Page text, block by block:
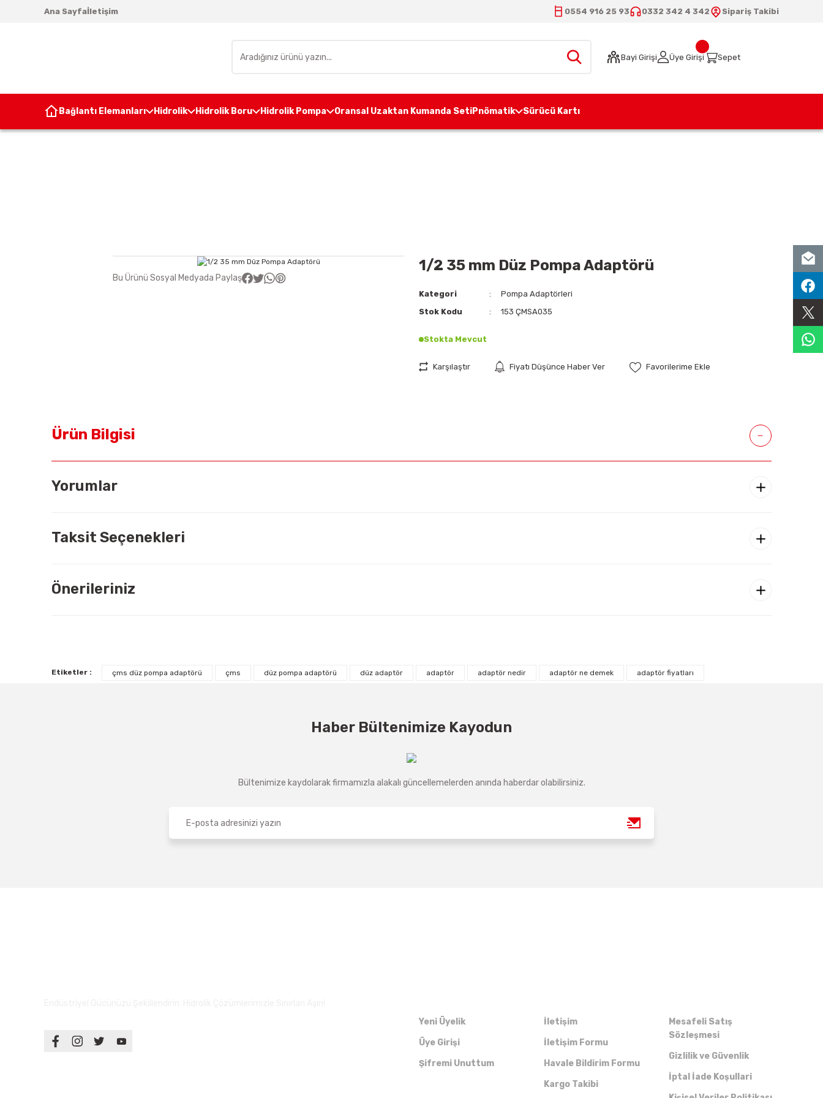
Ana Sayfaİletişim 0554 916 25 93 0332 342 4 342 Sipariş Takibi
Bayi Girişi Üye Girişi Sepet
Bağlantı Elemanları Hidrolik Hidrolik Boru Hidrolik Pompa Oransal Uzaktan Kumanda SetiPnömatik Sürücü Kartı
Bu Ürünü Sosyal Medyada Paylaş
1/2 35 mm Düz Pompa Adaptörü
Kategori
Pompa Adaptörleri
Stok Kodu
153 ÇMSA035
Stokta Mevcut
Karşılaştır Fiyatı Düşünce Haber Ver
Ürün Bilgisi
Yorumlar
Taksit Seçenekleri
Önerileriniz
Etiketler : çms düz pompa adaptörü çms düz pompa adaptörü düz adaptör adaptör adaptör nedir adaptör ne demek adaptör fiyatları
Haber Bültenimize Kayodun
Bültenimize kaydolarak firmamızla alakalı güncellemelerden anında haberdar olabilirsiniz.
Yeni Üyelik
Üye Girişi
Şifremi Unuttum
İletişim
İletişim Formu
Havale Bildirim Formu
Kargo Takibi
Mesafeli Satış
Sözleşmesi
Gizlilik ve Güvenlik
İptal İade Koşullari